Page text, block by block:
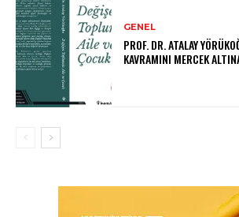
GENEL
PROF. DR. ATALAY
KAVRAMINI MERCEK